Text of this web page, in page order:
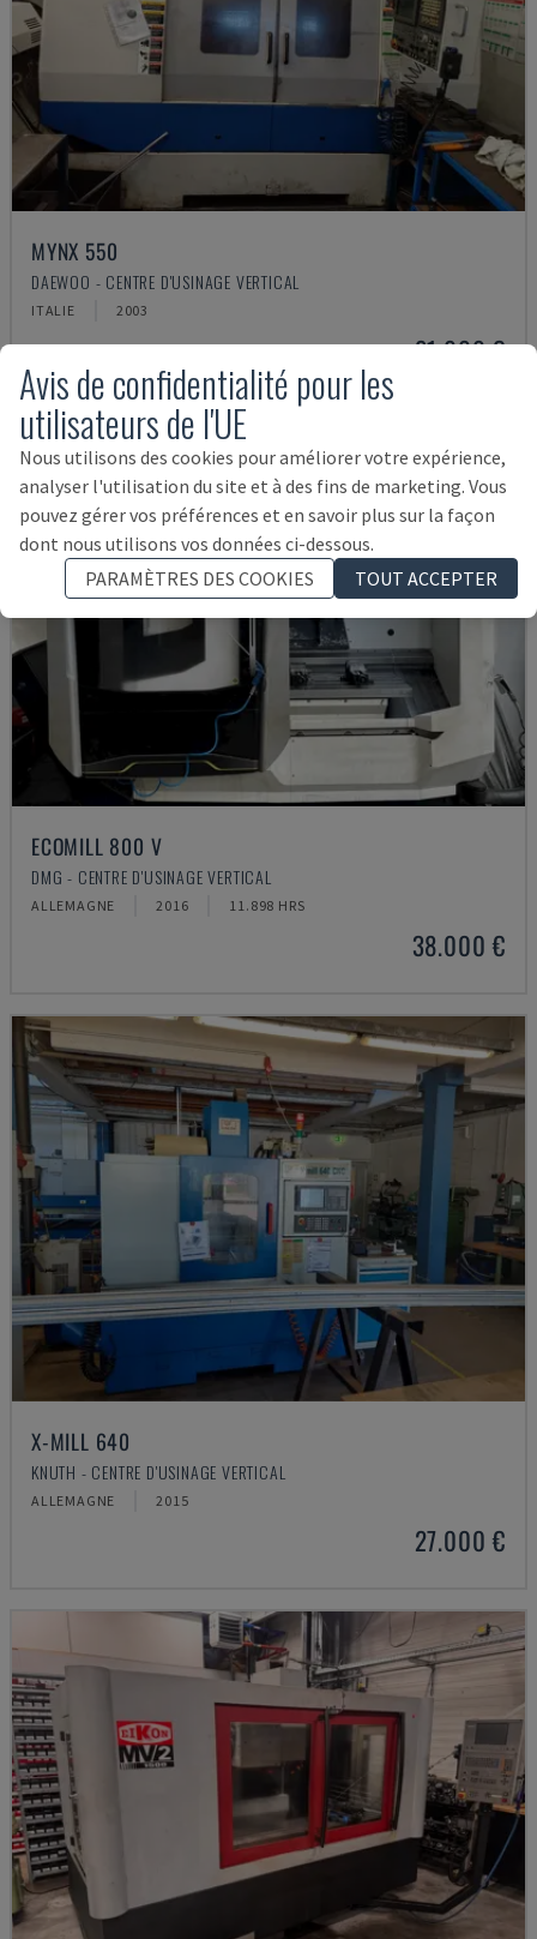
MYNX 550
DAEWOO - CENTRE D'USINAGE VERTICAL
ITALIE 2003
21.000 €
ECOMILL 800 V
DMG - CENTRE D'USINAGE VERTICAL
ALLEMAGNE 2016 11.898 HRS
38.000 €
X-MILL 640
KNUTH - CENTRE D'USINAGE VERTICAL
ALLEMAGNE 2015
27.000 €
Avis de confidentialité pour les
utilisateurs de l'UE
Nous utilisons des cookies pour améliorer votre expérience,
analyser l'utilisation du site et à des fins de marketing. Vous
pouvez gérer vos préférences et en savoir plus sur la façon
dont nous utilisons vos données ci-dessous.
PARAMÈTRES DES COOKIES
TOUT ACCEPTER